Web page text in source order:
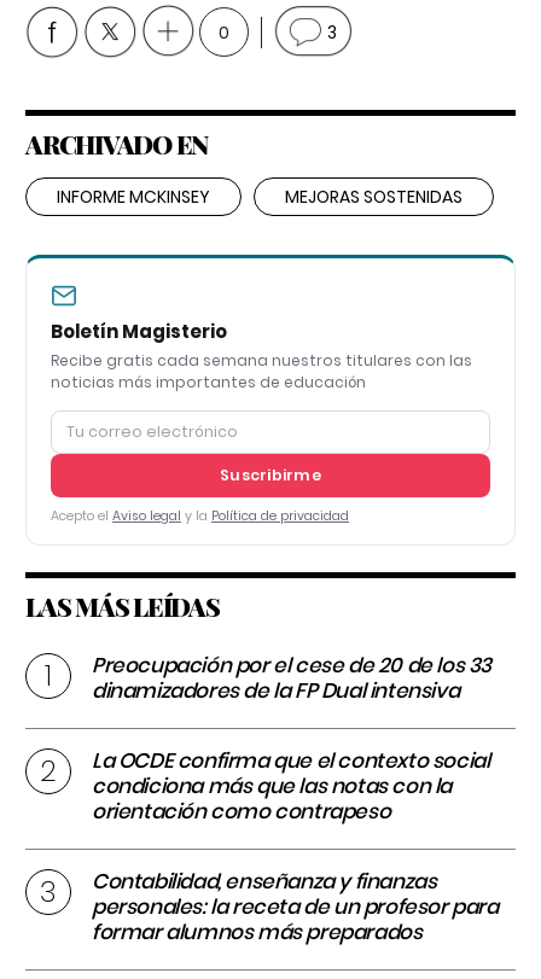
0 3
ARCHIVADO EN
INFORME MCKINSEY MEJORAS SOSTENIDAS
Boletín Magisterio
Recibe gratis cada semana nuestros titulares con las
noticias más importantes de educación
Suscribirme
Acepto el Aviso legal y la Política de privacidad
LAS MÁS LEÍDAS
Preocupación por el cese de 20 de los 33
dinamizadores de la FP Dual intensiva
La OCDE confirma que el contexto social
condiciona más que las notas con la
orientación como contrapeso
Contabilidad, enseñanza y finanzas
personales: la receta de un profesor para
formar alumnos más preparados